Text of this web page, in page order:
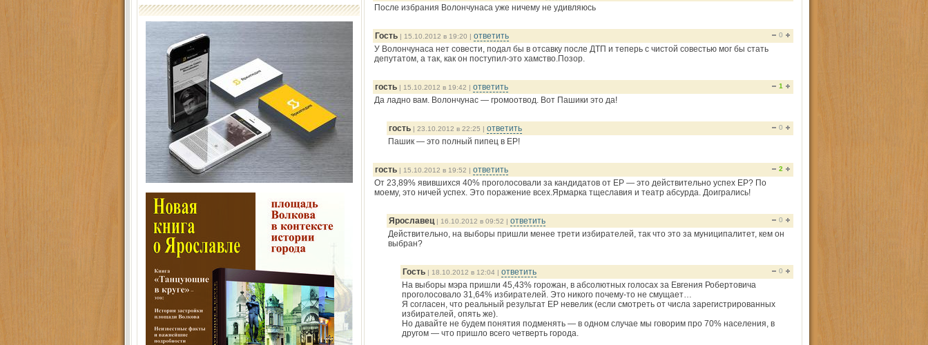
После избрания Волончунаса уже ничему не удивляюсь
Гость| 15.10.2012 в 19:20 | ответить 0
У Волончунаса нет совести, подал бы в отсавку после ДТП и теперь с чистой совестью мог бы стать
депутатом, а так, как он поступил-это хамство.Позор.
гость| 15.10.2012 в 19:42 | ответить 1
Да ладно вам. Волончунас — громоотвод. Вот Пашики это да!
гость| 23.10.2012 в 22:25 | ответить 0
Пашик — это полный пипец в ЕР!
гость| 15.10.2012 в 19:52 | ответить 2
От 23,89% явившихся 40% проголосовали за кандидатов от ЕР — это действительно успех ЕР? По
моему, это ничей успех. Это поражение всех.Ярмарка тщеславия и театр абсурда. Доигрались!
Ярославец| 16.10.2012 в 09:52 | ответить 0
Действительно, на выборы пришли менее трети избирателей, так что это за муниципалитет, кем он
выбран?
Гость| 18.10.2012 в 12:04 | ответить 0
На выборы мэра пришли 45,43% горожан, в абсолютных голосах за Евгения Робертовича
проголосовало 31,64% избирателей. Это никого почему-то не смущает…
Я согласен, что реальный результат ЕР невелик (если смотреть от числа зарегистрированных
избирателей, опять же).
Но давайте не будем понятия подменять — в одном случае мы говорим про 70% населения, в
другом — что пришло всего четверть города.